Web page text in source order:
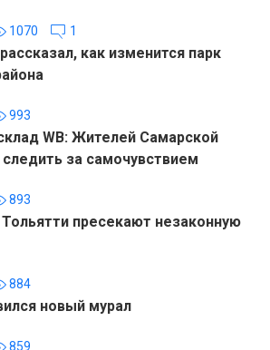
1070 1
как изменится парк
993
WB: Жителей Самарской
за самочувствием
893
пресекают незаконную
884
новый мурал
859